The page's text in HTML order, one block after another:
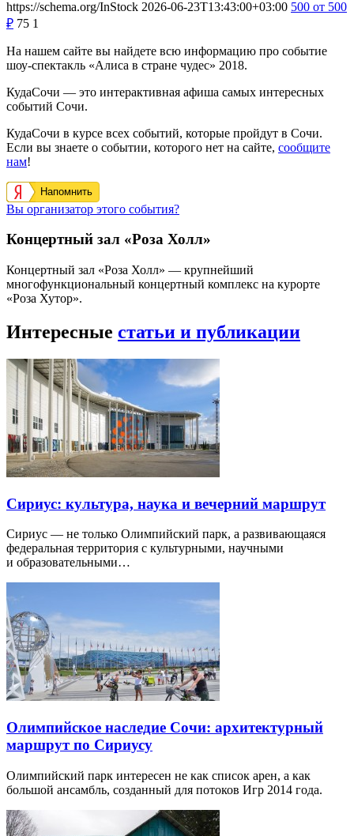
https://schema.org/InStock 2026-06-23T13:43:00+03:00 500 от 500
₽ 75 1
На нашем сайте вы найдете всю информацию про событие
шоу-спектакль «Алиса в стране чудес» 2018.
КудаСочи — это интерактивная афиша самых интересных
событий Сочи.
КудаСочи в курсе всех событий, которые пройдут в Сочи.
Если вы знаете о событии, которого нет на сайте, сообщите
нам!
Напомнить
Вы организатор этого события?
Концертный зал «Роза Холл»
Концертный зал «Роза Холл» — крупнейший
многофункциональный концертный комплекс на курорте
«Роза Хутор».
Интересные статьи и публикации
Сириус: культура, наука и вечерний маршрут
Сириус — не только Олимпийский парк, а развивающаяся
федеральная территория с культурными, научными
и образовательными…
Олимпийское наследие Сочи: архитектурный
маршрут по Сириусу
Олимпийский парк интересен не как список арен, а как
большой ансамбль, созданный для потоков Игр 2014 года.